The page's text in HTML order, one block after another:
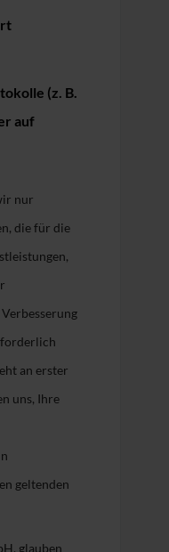
(z. B.
auf
nur
die für die
an erster
uns, Ihre
geltenden
glauben